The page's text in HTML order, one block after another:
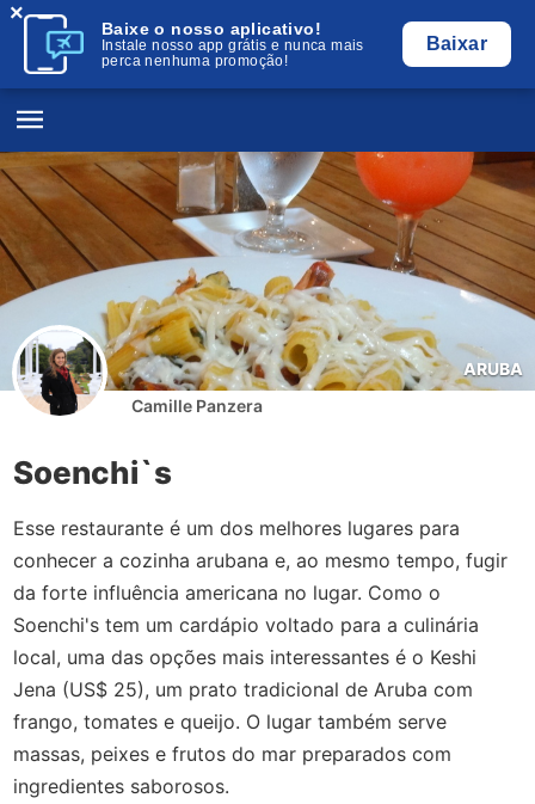
Baixe o nosso aplicativo!
Instale nosso app grátis e nunca mais
perca nenhuma promoção!
Baixar
×
ARUBA
Camille Panzera
Soenchi`s
Esse restaurante é um dos melhores lugares para
conhecer a cozinha arubana e, ao mesmo tempo, fugir
da forte influência americana no lugar. Como o
Soenchi's tem um cardápio voltado para a culinária
local, uma das opções mais interessantes é o Keshi
Jena (US$ 25), um prato tradicional de Aruba com
frango, tomates e queijo. O lugar também serve
massas, peixes e frutos do mar preparados com
ingredientes saborosos.